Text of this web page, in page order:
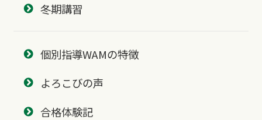
冬期講習
個別指導WAMの特徴
よろこびの声
合格体験記